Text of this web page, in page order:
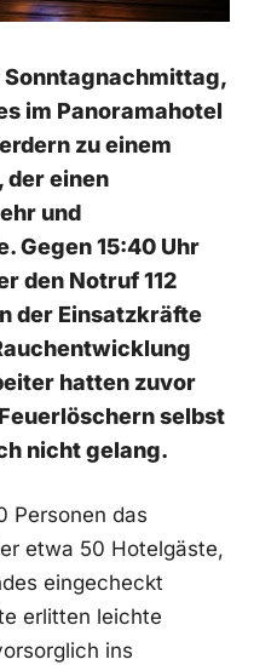
im Panoramahotel
zu einem
der einen
und
Gegen 15:40 Uhr
den Notruf 112
der Einsatzkräfte
hatten zuvor
selbst
nicht gelang.
Personen das
etwa 50 Hotelgäste,
eingecheckt
erlitten leichte
ins